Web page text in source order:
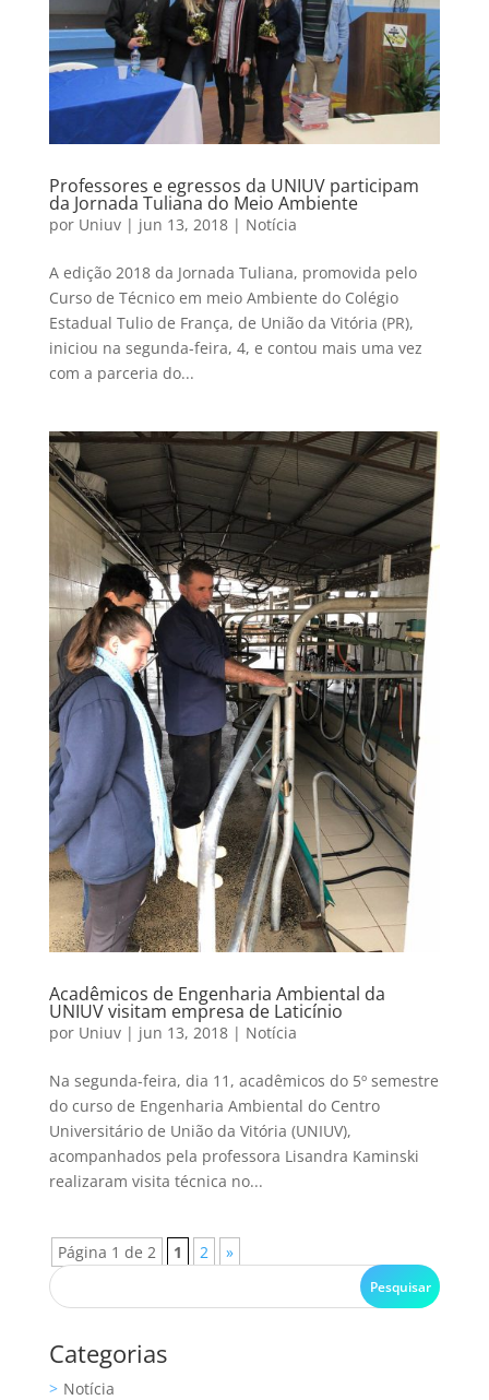
Professores e egressos da UNIUV participam
da Jornada Tuliana do Meio Ambiente
por Uniuv| jun 13, 2018| Notícia
A edição 2018 da Jornada Tuliana, promovida pelo
Curso de Técnico em meio Ambiente do Colégio
Estadual Tulio de França, de União da Vitória (PR),
iniciou na segunda-feira, 4, e contou mais uma vez
com a parceria do...
Acadêmicos de Engenharia Ambiental da
UNIUV visitam empresa de Laticínio
por Uniuv| jun 13, 2018| Notícia
Na segunda-feira, dia 11, acadêmicos do 5º semestre
do curso de Engenharia Ambiental do Centro
Universitário de União da Vitória (UNIUV),
acompanhados pela professora Lisandra Kaminski
realizaram visita técnica no...
Página 1 de 2 1 2 »
Categorias
Notícia